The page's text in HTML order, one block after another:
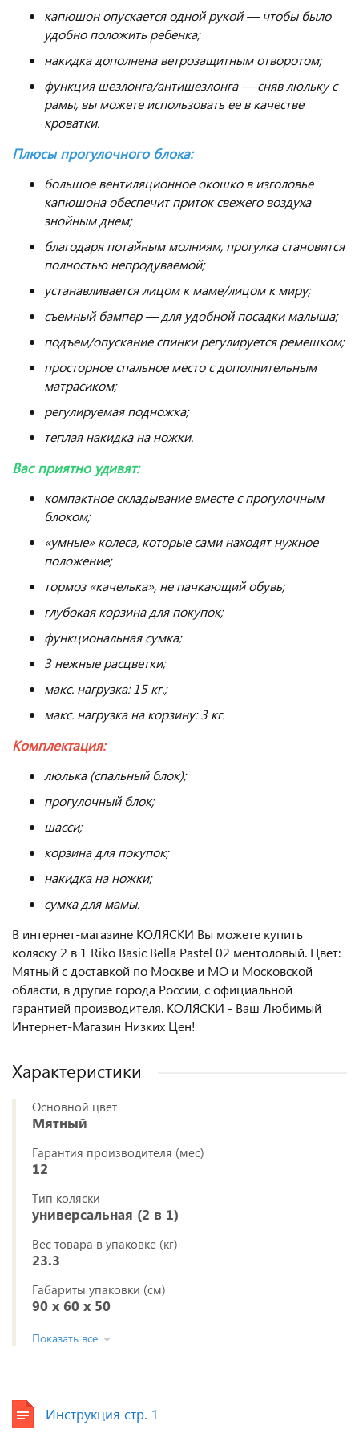
капюшон опускается одной рукой — чтобы было
удобно положить ребенка;
накидка дополнена ветрозащитным отворотом;
функция шезлонга/антишезлонга — сняв люльку с
рамы, вы можете использовать ее в качестве
кроватки.
Плюсы прогулочного блока:
большое вентиляционное окошко в изголовье
капюшона обеспечит приток свежего воздуха
знойным днем;
благодаря потайным молниям, прогулка становится
полностью непродуваемой;
устанавливается лицом к маме/лицом к миру;
съемный бампер — для удобной посадки малыша;
подъем/опускание спинки регулируется ремешком;
просторное спальное место с дополнительным
матрасиком;
регулируемая подножка;
теплая накидка на ножки.
Вас приятно удивят:
компактное складывание вместе с прогулочным
блоком;
«умные» колеса, которые сами находят нужное
положение;
тормоз «качелька», не пачкающий обувь;
глубокая корзина для покупок;
функциональная сумка;
3 нежные расцветки;
макс. нагрузка: 15 кг.;
макс. нагрузка на корзину: 3 кг.
Комплектация:
люлька (спальный блок);
прогулочный блок;
шасси;
корзина для покупок;
накидка на ножки;
сумка для мамы.
В интернет-магазине КОЛЯСКИ Вы можете купить
коляску 2 в 1 Riko Basic Bella Pastel 02 ментоловый. Цвет:
Мятный с доставкой по Москве и МО и Московской
области, в другие города России, с официальной
гарантией производителя. КОЛЯСКИ - Ваш Любимый
Интернет-Магазин Низких Цен!
Характеристики
Основной цвет
Мятный
Гарантия производителя (мес)
12
Тип коляски
универсальная (2 в 1)
Вес товара в упаковке (кг)
23.3
Габариты упаковки (см)
90 x 60 x 50
Показать все
Инструкция стр. 1